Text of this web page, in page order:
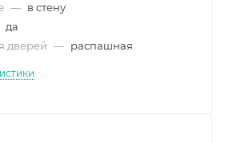
— в стену
да
дверей — распашная